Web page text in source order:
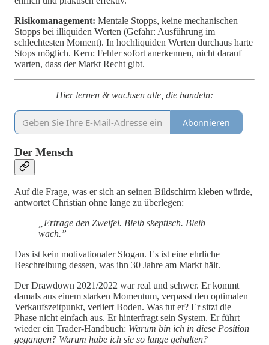
Risikomanagement: Mentale Stopps, keine mechanischen
Stopps bei illiquiden Werten (Gefahr: Ausführung im
schlechtesten Moment). In hochliquiden Werten durchaus harte
Stops möglich. Kern: Fehler sofort anerkennen, nicht darauf
warten, dass der Markt Recht gibt.
Hier lernen & wachsen alle, die handeln:
Abonnieren
Der Mensch
Auf die Frage, was er sich an seinen Bildschirm kleben würde,
antwortet Christian ohne lange zu überlegen:
„Ertrage den Zweifel. Bleib skeptisch. Bleib
wach.”
Das ist kein motivationaler Slogan. Es ist eine ehrliche
Beschreibung dessen, was ihn 30 Jahre am Markt hält.
Der Drawdown 2021/2022 war real und schwer. Er kommt
damals aus einem starken Momentum, verpasst den optimalen
Verkaufszeitpunkt, verliert Boden. Was tut er? Er sitzt die
Phase nicht einfach aus. Er hinterfragt sein System. Er führt
wieder ein Trader-Handbuch: Warum bin ich in diese Position
gegangen? Warum habe ich sie so lange gehalten?